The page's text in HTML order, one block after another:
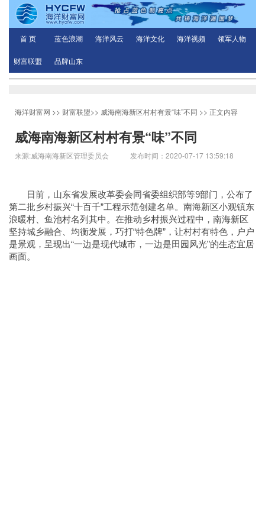
首 页 蓝色浪潮 海洋风云 海洋文化 海洋视频 领军人物
财富联盟 品牌山东
海洋财富网 >> 财富联盟>> 威海南海新区村村有景“味”不同 >> 正文内容
威海南海新区村村有景“味”不同
来源:威海南海新区管理委员会 发布时间：2020-07-17 13:59:18
日前，山东省发展改革委会同省委组织部等9部门，公布了
第二批乡村振兴“十百千”工程示范创建名单。南海新区小观镇东
浪暖村、鱼池村名列其中。在推动乡村振兴过程中，南海新区
坚持城乡融合、均衡发展，巧打“特色牌”，让村村有特色，户户
是景观，呈现出“一边是现代城市，一边是田园风光”的生态宜居
画面。